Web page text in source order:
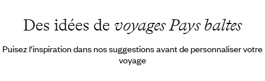
Des idées de voyages Pays baltes
Puisez l’inspiration dans nos suggestions avant de personnaliser votre
voyage